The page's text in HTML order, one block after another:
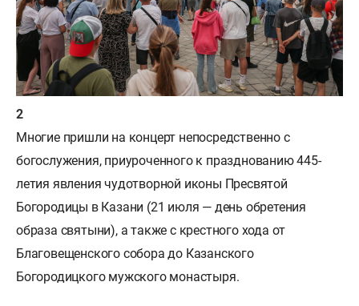
Многие пришли на концерт непосредственно с
богослужения, приуроченного к празднованию 445-
летия явления чудотворной иконы Пресвятой
Богородицы в Казани (21 июля — день обретения
образа святыни), а также с крестного хода от
Благовещенского собора до Казанского
Богородицкого мужского монастыря.